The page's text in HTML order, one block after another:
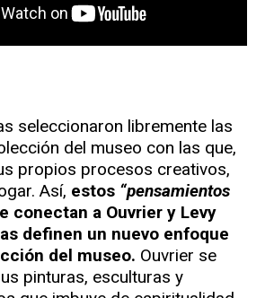
seleccionaron libremente las
del museo con las que,
propios procesos creativos,
Así, estos “pensamientos
conectan a Ouvrier y Levy
definen un nuevo enfoque
del museo. Ouvrier se
pinturas, esculturas y